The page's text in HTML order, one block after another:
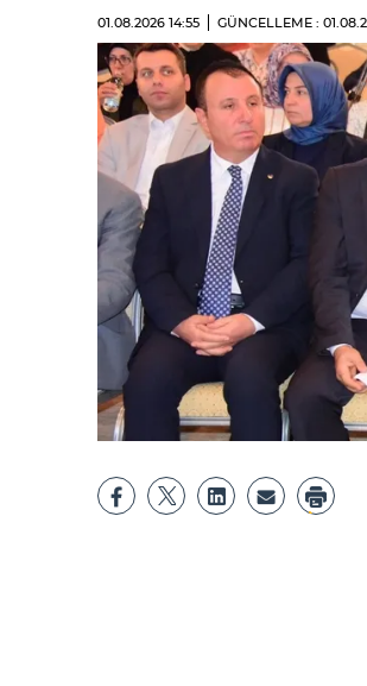
01.08.2026 14:55 GÜNCELLEME :